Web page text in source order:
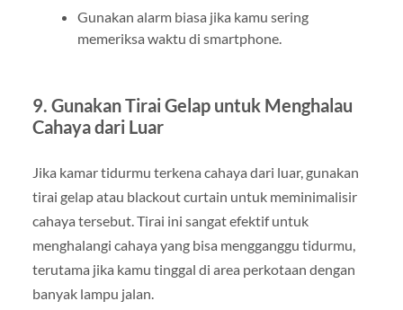
Gunakan alarm biasa jika kamu sering
memeriksa waktu di smartphone.
9. Gunakan Tirai Gelap untuk Menghalau
Cahaya dari Luar
Jika kamar tidurmu terkena cahaya dari luar, gunakan
tirai gelap atau blackout curtain untuk meminimalisir
cahaya tersebut. Tirai ini sangat efektif untuk
menghalangi cahaya yang bisa mengganggu tidurmu,
terutama jika kamu tinggal di area perkotaan dengan
banyak lampu jalan.